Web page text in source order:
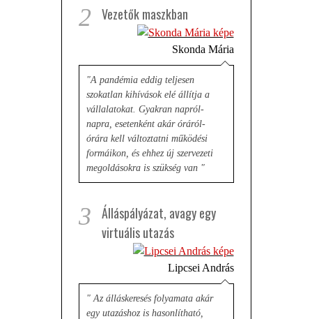
2 Vezetők maszkban
Skonda Mária
"A pandémia eddig teljesen
szokatlan kihívások elé állítja a
vállalatokat. Gyakran napról-
napra, esetenként akár óráról-
órára kell változtatni működési
formáikon, és ehhez új szervezeti
megoldásokra is szükség van "
3
Álláspályázat, avagy egy
virtuális utazás
Lipcsei András
" Az álláskeresés folyamata akár
egy utazáshoz is hasonlítható,